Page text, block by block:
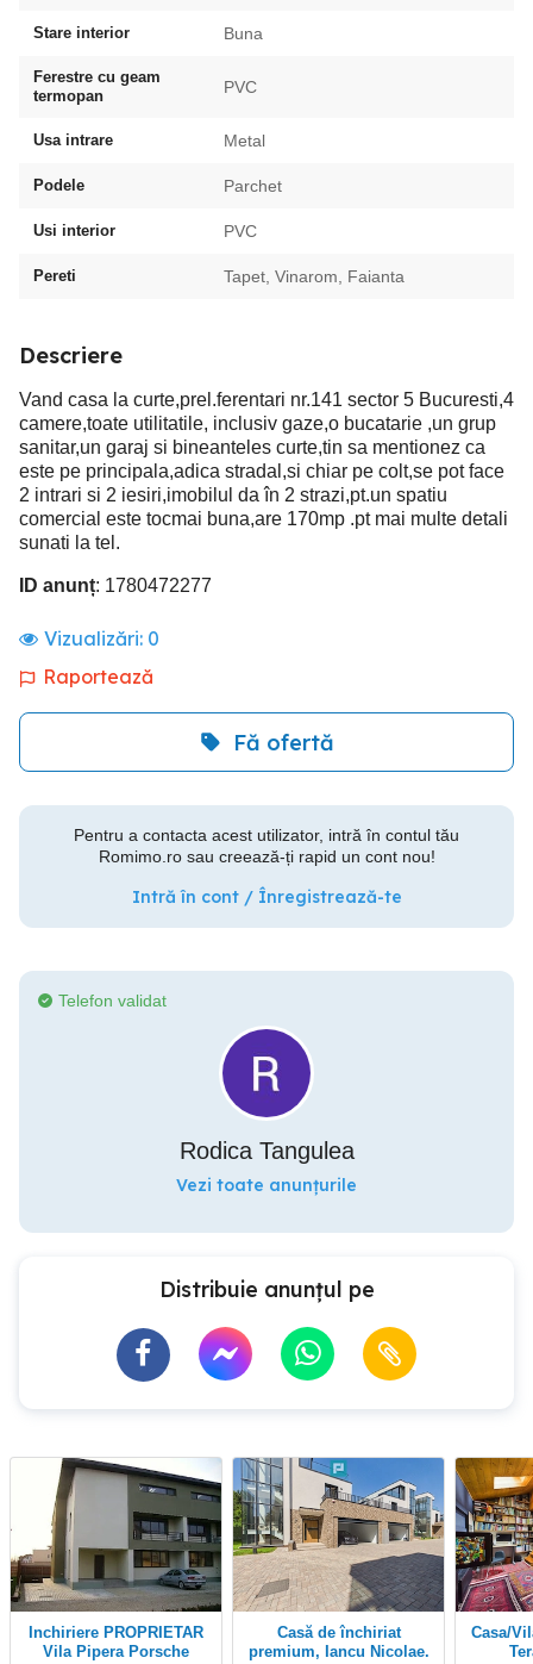
Stare interior Buna
Ferestre cu geam
termopan
PVC
Usa intrare Metal
Podele Parchet
Usi interior PVC
Pereti Tapet, Vinarom, Faianta
Descriere
Vand casa la curte,prel.ferentari nr.141 sector 5 Bucuresti,4
camere,toate utilitatile, inclusiv gaze,o bucatarie ,un grup
sanitar,un garaj si bineanteles curte,tin sa mentionez ca
este pe principala,adica stradal,si chiar pe colt,se pot face
2 intrari si 2 iesiri,imobilul da în 2 strazi,pt.un spatiu
comercial este tocmai buna,are 170mp .pt mai multe detali
sunati la tel.
ID anunț: 1780472277
Vizualizări: 0
Raportează
Fă ofertă
Pentru a contacta acest utilizator, intră în contul tău
Romimo.ro sau creează-ți rapid un cont nou!
Intră în cont / Înregistrează-te
Telefon validat
Rodica Tangulea
Vezi toate anunțurile
Distribuie anunțul pe
Inchiriere PROPRIETAR
Vila Pipera Porsche
Casă de închiriat
premium, Iancu Nicolae.
Casa/Vila de Inchiriat cu